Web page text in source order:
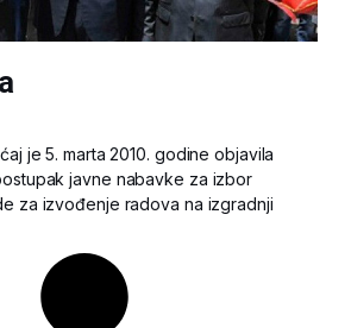
je 5. marta 2010. godine objavila
javne nabavke za izbor
za izvođenje radova na izgradnji